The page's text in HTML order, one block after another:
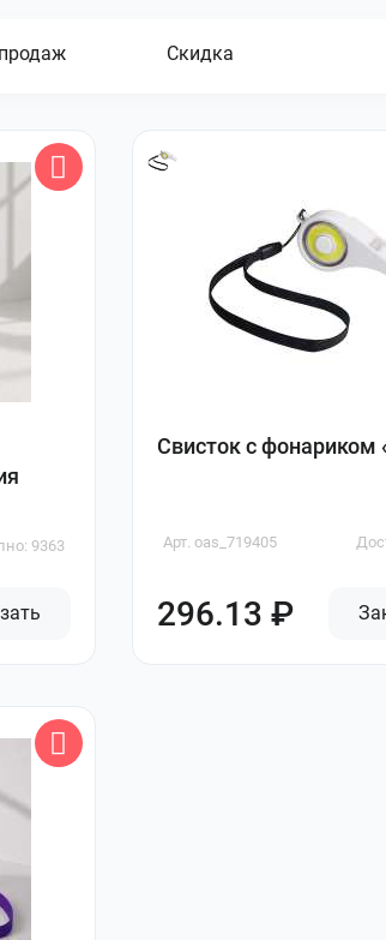
Скидка
9363
Свисток с фонариком
Арт. oas_719405
296.13 ₽